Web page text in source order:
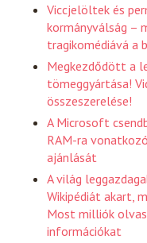
Viccjelöltek és
kormányválság –
tragikomédiává a
Megkezdődött a
tömeggyártása!
összeszerelése!
A Microsoft
RAM-ra
ajánlását
A világ
Wikipédiát akart,
Most milliók
információkat